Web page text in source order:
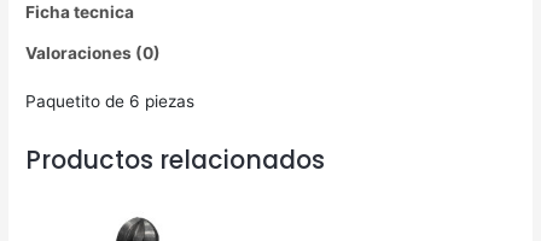
Ficha tecnica
Valoraciones (0)
Paquetito de 6 piezas
Productos relacionados